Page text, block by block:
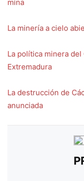
mina
La minería a cielo
La política minera
Extremadura
La destrucción de
anunciada